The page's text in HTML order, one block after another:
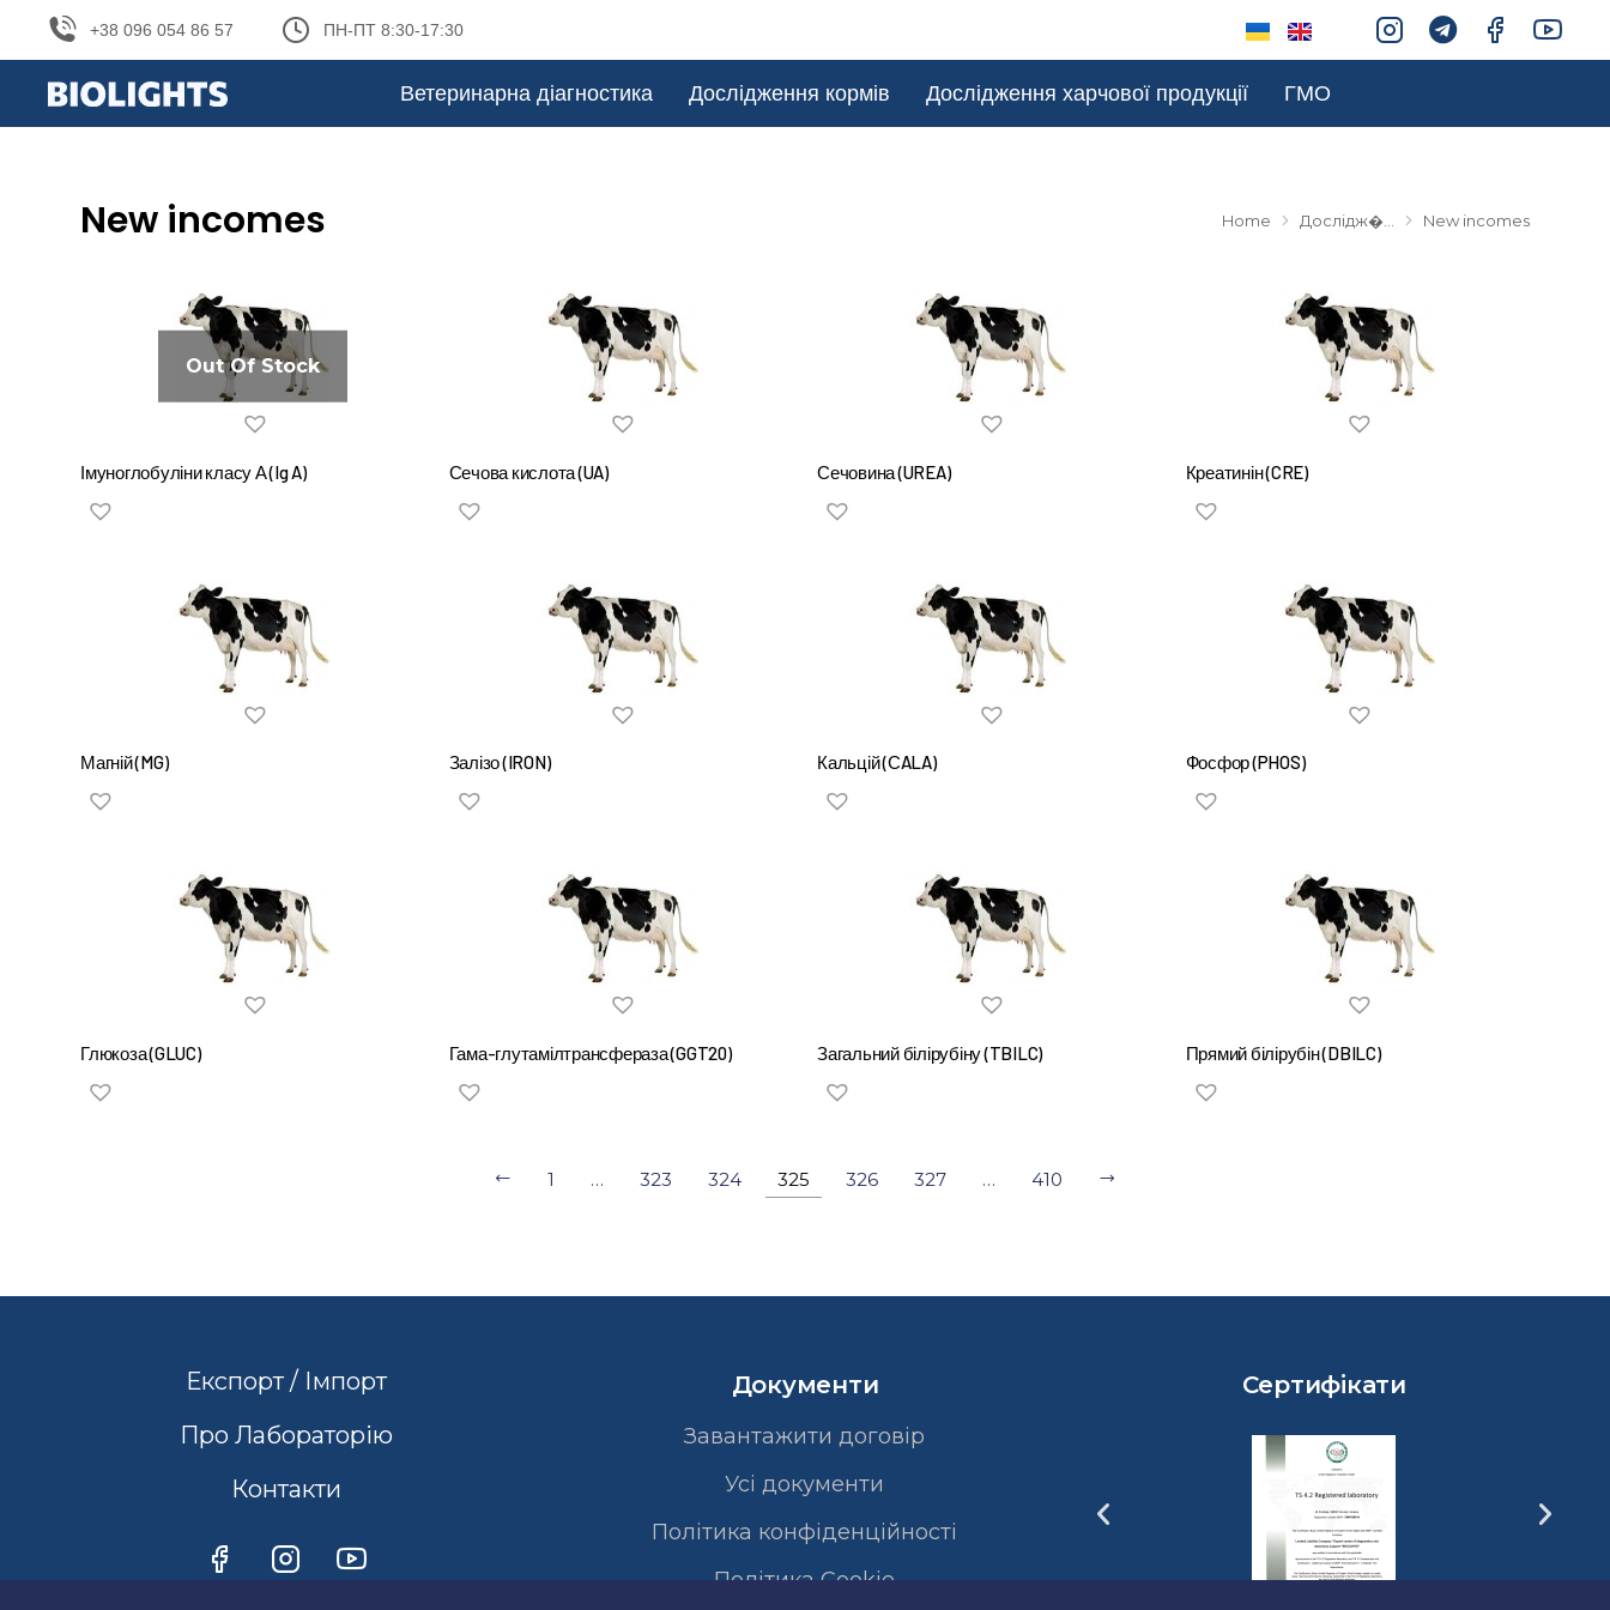
+38 096 054 86 57 ПН-ПТ 8:30-17:30
Ветеринарна діагностика Дослідження кормів Дослідження харчової продукції ГМО
New incomes Home Дослідж�… New incomes
Out Of Stock
Імуноглобуліни класу А (Ig A) Сечова кислота (UA) Сечовина (UREA) Креатинін (CRE)
Магній (MG) Залізо (IRON) Кальцій (СALA) Фосфор (PHOS)
Глюкоза (GLUC) Гама-глутамілтрансфераза (GGT20) Загальний білірубіну (TBILC) Прямий білірубін (DBILC)
1 … 323 324 325 326 327 … 410
Експорт / Імпорт
Про Лабораторію
Контакти
Документи
Завантажити договір
Усі документи
Політика конфіденційності
Полiтика Cookie
Сертифікати